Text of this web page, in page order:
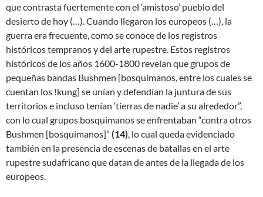
que contrasta fuertemente con el ‘amistoso’ pueblo del
desierto de hoy (…). Cuando llegaron los europeos (…), la
guerra era frecuente, como se conoce de los registros
históricos tempranos y del arte rupestre. Estos registros
históricos de los años 1600-1800 revelan que grupos de
pequeñas bandas Bushmen [bosquimanos, entre los cuales se
cuentan los !kung] se unían y defendían la juntura de sus
territorios e incluso tenían ‘tierras de nadie’ a su alrededor”,
con lo cual grupos bosquimanosse enfrentaban “contra otros
Bushmen [bosquimanos]” (14), lo cual queda evidenciado
también en la presencia de escenas de batallas en el arte
rupestre sudafricano que datan de antes de la llegada de los
europeos.